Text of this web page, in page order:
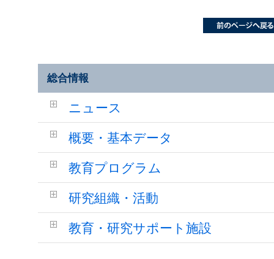
総合情報
ニュース
概要・基本データ
教育プログラム
研究組織・活動
教育・研究サポート施設